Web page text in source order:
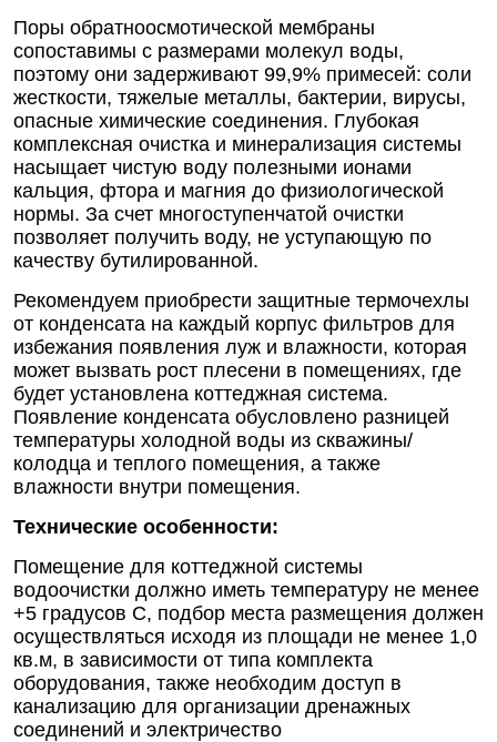
Поры обратноосмотической мембраны
сопоставимы с размерами молекул воды,
поэтому они задерживают 99,9% примесей: соли
жесткости, тяжелые металлы, бактерии, вирусы,
опасные химические соединения. Глубокая
комплексная очистка и минерализация системы
насыщает чистую воду полезными ионами
кальция, фтора и магния до физиологической
нормы. За счет многоступенчатой очистки
позволяет получить воду, не уступающую по
качеству бутилированной.
Рекомендуем приобрести защитные термочехлы
от конденсата на каждый корпус фильтров для
избежания появления луж и влажности, которая
может вызвать рост плесени в помещениях, где
будет установлена коттеджная система.
Появление конденсата обусловлено разницей
температуры холодной воды из скважины/
колодца и теплого помещения, а также
влажности внутри помещения.
Технические особенности:
Помещение для коттеджной системы
водоочистки должно иметь температуру не менее
+5 градусов С, подбор места размещения должен
осуществляться исходя из площади не менее 1,0
кв.м, в зависимости от типа комплекта
оборудования, также необходим доступ в
канализацию для организации дренажных
соединений и электричество